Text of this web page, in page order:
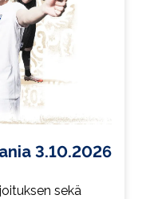
3.10.2026
sekä